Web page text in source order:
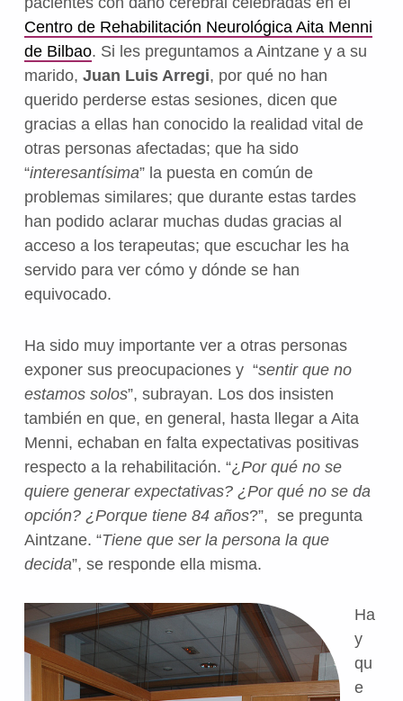
Centro de Rehabilitación Neurológica Aita Menni
de Bilbao. Si les preguntamos a Aintzane y a su
marido, Juan Luis Arregi, por qué no han
querido perderse estas sesiones, dicen que
gracias a ellas han conocido la realidad vital de
otras personas afectadas; que ha sido
“interesantísima” la puesta en común de
problemas similares; que durante estas tardes
han podido aclarar muchas dudas gracias al
acceso a los terapeutas; que escuchar les ha
servido para ver cómo y dónde se han
equivocado.
Ha sido muy importante ver a otras personas
exponer sus preocupaciones y “sentir que no
estamos solos”, subrayan. Los dos insisten
también en que, en general, hasta llegar a Aita
Menni, echaban en falta expectativas positivas
respecto a la rehabilitación. “¿ Por qué no se
quiere generar expectativas? ¿Por qué no se da
opción? ¿Porque tiene 84 años?”, se pregunta
Aintzane. “Tiene que ser la persona la que
decida”, se responde ella misma.
Ha
y
qu
e